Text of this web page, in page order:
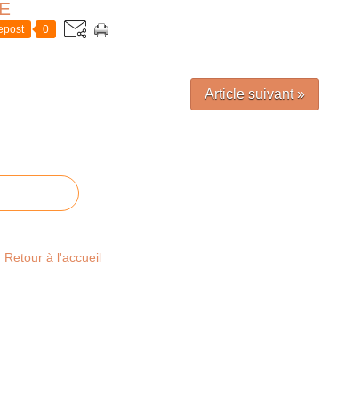
0
Article suivant »
Retour à l'accueil